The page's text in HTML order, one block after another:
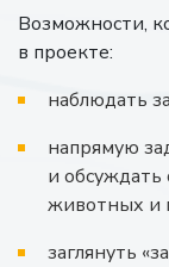
Возможности,
в проекте:
наблюдать
напрямую
и обсуждать
животных и
заглянуть